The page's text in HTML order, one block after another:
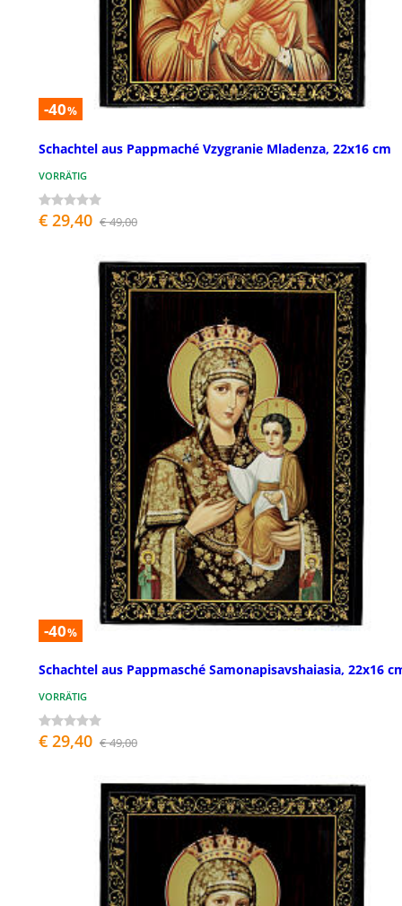
-40%
Schachtel aus Pappmaché Vzygranie Mladenza, 22x16 cm
VORRÄTIG
€ 29,40 € 49,00
-40%
Schachtel aus Pappmasché Samonapisavshaiasia, 22x16
VORRÄTIG
€ 29,40 € 49,00